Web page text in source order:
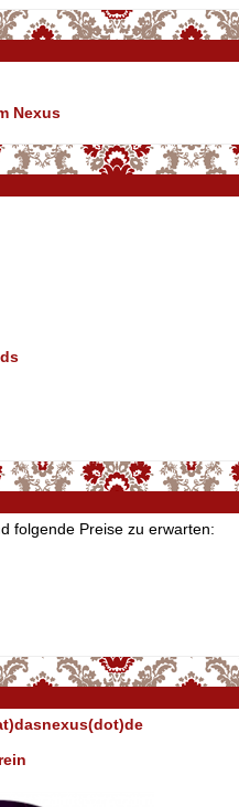
Nexus
folgende Preise zu erwarten: